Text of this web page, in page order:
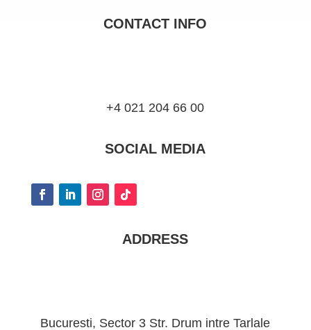
CONTACT INFO
+4 021 204 66 00
SOCIAL MEDIA
ADDRESS
Bucuresti, Sector 3 Str. Drum intre Tarlale